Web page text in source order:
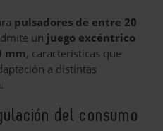
pulsadores de entre 20
un juego excéntrico
mm, características que
a distintas
del consumo